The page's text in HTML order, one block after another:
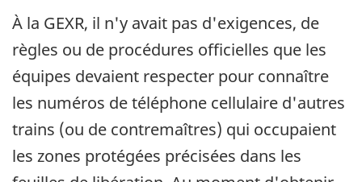
À la GEXR, il n'y avait pas d'exigences, de
règles ou de procédures officielles que les
équipes devaient respecter pour connaître
les numéros de téléphone cellulaire d'autres
trains (ou de contremaîtres) qui occupaient
les zones protégées précisées dans les